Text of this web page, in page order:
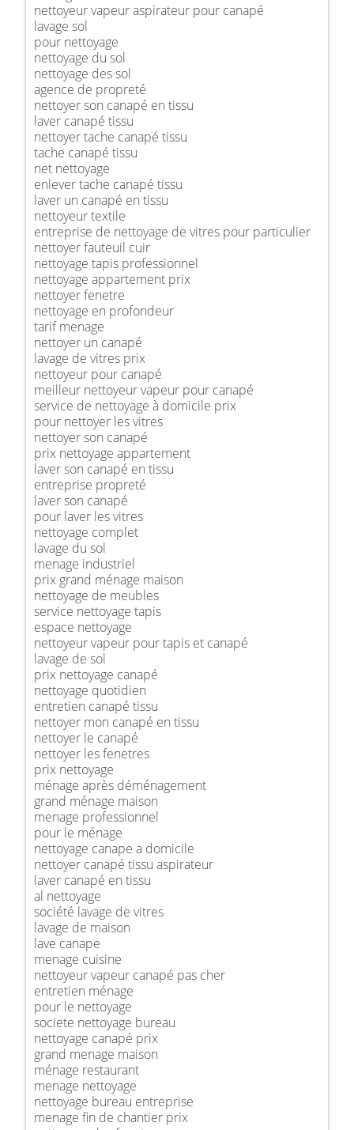
nettoyeur vapeur aspirateur pour canapé
lavage sol
pour nettoyage
nettoyage du sol
nettoyage des sol
agence de propreté
nettoyer son canapé en tissu
laver canapé tissu
nettoyer tache canapé tissu
tache canapé tissu
net nettoyage
enlever tache canapé tissu
laver un canapé en tissu
nettoyeur textile
entreprise de nettoyage de vitres pour particulier
nettoyer fauteuil cuir
nettoyage tapis professionnel
nettoyage appartement prix
nettoyer fenetre
nettoyage en profondeur
tarif menage
nettoyer un canapé
lavage de vitres prix
nettoyeur pour canapé
meilleur nettoyeur vapeur pour canapé
service de nettoyage à domicile prix
pour nettoyer les vitres
nettoyer son canapé
prix nettoyage appartement
laver son canapé en tissu
entreprise propreté
laver son canapé
pour laver les vitres
nettoyage complet
lavage du sol
menage industriel
prix grand ménage maison
nettoyage de meubles
service nettoyage tapis
espace nettoyage
nettoyeur vapeur pour tapis et canapé
lavage de sol
prix nettoyage canapé
nettoyage quotidien
entretien canapé tissu
nettoyer mon canapé en tissu
nettoyer le canapé
nettoyer les fenetres
prix nettoyage
ménage après déménagement
grand ménage maison
menage professionnel
pour le ménage
nettoyage canape a domicile
nettoyer canapé tissu aspirateur
laver canapé en tissu
al nettoyage
société lavage de vitres
lavage de maison
lave canape
menage cuisine
nettoyeur vapeur canapé pas cher
entretien ménage
pour le nettoyage
societe nettoyage bureau
nettoyage canapé prix
grand menage maison
ménage restaurant
menage nettoyage
nettoyage bureau entreprise
menage fin de chantier prix